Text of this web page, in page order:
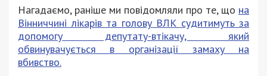
Нагадаємо, раніше ми повідомляли про те, що на
Вінниччині лікарів та голову ВЛК судитимуть за
допомогу депутату-втікачу, який
обвинувачується в організації замаху на
вбивство.